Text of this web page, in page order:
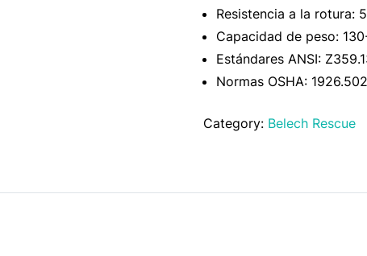
Resistencia a la rotura:
Capacidad de peso:
Estándares ANSI:
Normas OSHA: 1926.502
Category: Belech Rescue